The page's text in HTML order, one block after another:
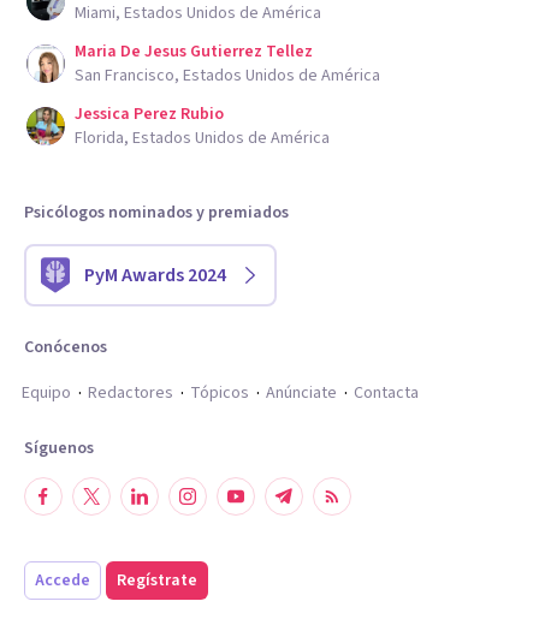
Miami, Estados Unidos de América
Maria De Jesus Gutierrez Tellez
San Francisco, Estados Unidos de América
Jessica Perez Rubio
Florida, Estados Unidos de América
Psicólogos nominados y premiados
PyM Awards 2024
Conócenos
Equipo
Redactores Tópicos Anúnciate Contacta
Síguenos
Accede Regístrate